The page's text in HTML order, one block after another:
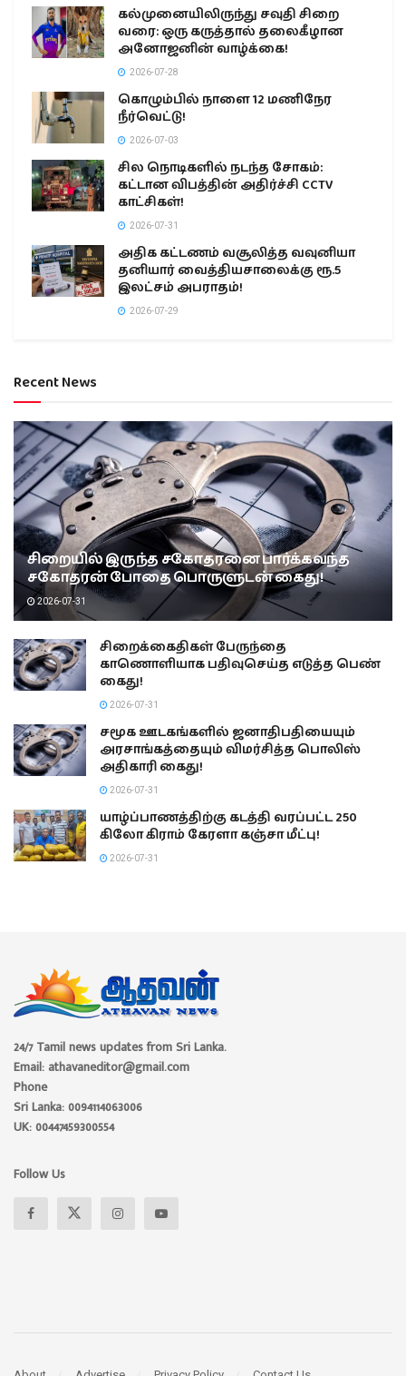
கல்முனையிலிருந்து சவுதி சிறை
வரை: ஒரு கருத்தால் தலைகீழான
அனோஜனின் வாழ்க்கை!
2026-07-28
கொழும்பில் நாளை 12 மணிநேர
நீர்வெட்டு!
2026-07-03
சில நொடிகளில் நடந்த சோகம்:
கட்டான விபத்தின் அதிர்ச்சி CCTV
காட்சிகள்!
2026-07-31
அதிக கட்டணம் வசூலித்த வவுனியா
தனியார் வைத்தியசாலைக்கு ரூ.5
இலட்சம் அபராதம்!
2026-07-29
Recent News
சிறையில் இருந்த சகோதரனை பார்க்கவந்த
சகோதரன் போதை பொருளுடன் கைது!
2026-07-31
சிறைக்கைதிகள் பேருந்தை
காணொளியாக பதிவுசெய்த எடுத்த பெண்
கைது!
2026-07-31
சமூக ஊடகங்களில் ஜனாதிபதியையும்
அரசாங்கத்தையும் விமர்சித்த பொலிஸ்
அதிகாரி கைது!
2026-07-31
யாழ்ப்பாணத்திற்கு கடத்தி வரப்பட்ட 250
கிலோ கிராம் கேரளா கஞ்சா மீட்பு!
2026-07-31
24/7 Tamil news updates from Sri Lanka.
Email: athavaneditor@gmail.com
Phone
Sri Lanka: 0094114063006
UK: 00447459300554
Follow Us